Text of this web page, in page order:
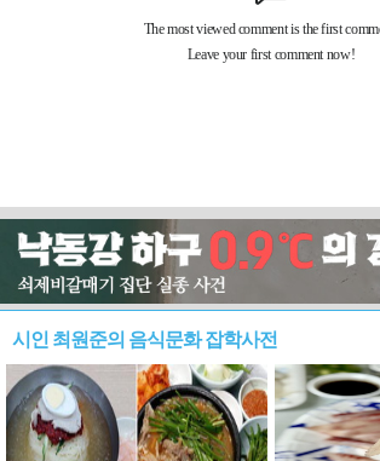
시인 최원준의 음식문화 잡학사전